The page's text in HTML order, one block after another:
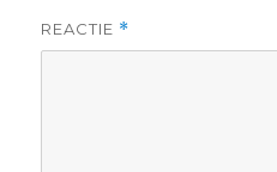
REACTIE *